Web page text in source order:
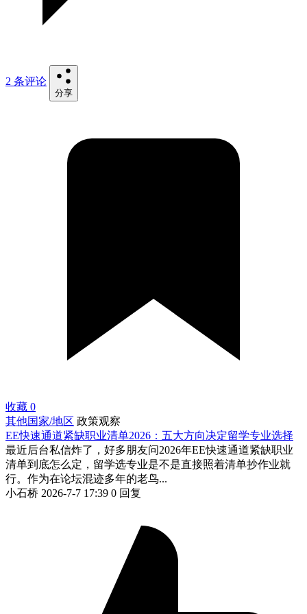
2 条评论
分享
收藏 0
其他国家/地区 政策观察
EE快速通道紧缺职业清单2026：五大方向决定留学专业选择
最近后台私信炸了，好多朋友问2026年EE快速通道紧缺职业
清单到底怎么定，留学选专业是不是直接照着清单抄作业就
行。作为在论坛混迹多年的老鸟...
小石桥 2026-7-7 17:39 0 回复